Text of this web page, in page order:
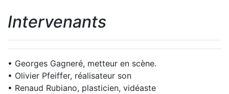
Intervenants
• Georges Gagneré, metteur en scène.
• Olivier Pfeiffer, réalisateur son
• Renaud Rubiano, plasticien, vidéaste